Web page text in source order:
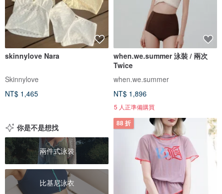
skinnylove Nara
Skinnylove
NT$ 1,465
when.we.summer 泳裝 / 兩次
Twice
when.we.summer
NT$ 1,896
5 人正準備購買
你是不是想找
兩件式泳裝
比基尼泳衣
88 折